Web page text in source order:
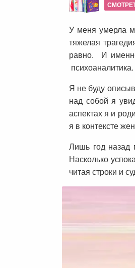
У меня умерла
тяжелая
равно. И
психоаналитика.
Я не буду
над собой я
аспектах я и
я в контексте
Лишь год назад
Насколько
читая строки и